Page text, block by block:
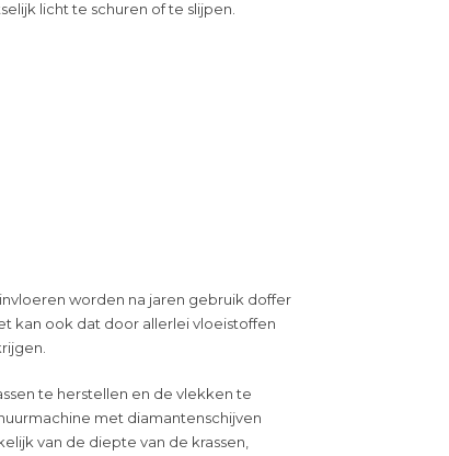
licht te schuren of te slijpen.
worden na jaren gebruik doffer
kan ook dat door allerlei vloeistoffen
te herstellen en de vlekken te
met diamantenschijven
van de diepte van de krassen,